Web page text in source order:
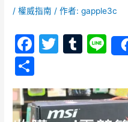
/權威指南 / 作者:gapple3c
F
c
e
T
itt
er
T
m
bl
Li
n
e
享